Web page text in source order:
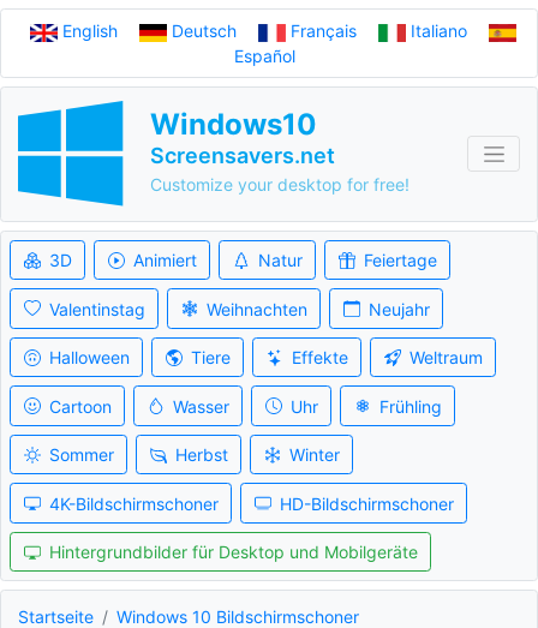
English Deutsch Français
Italiano
Español
Windows10
Screensavers.net
Customize your desktop for free!
3D Animiert Natur Feiertage
Valentinstag Weihnachten Neujahr
Halloween Tiere Effekte Weltraum
Cartoon Wasser Uhr Frühling
Sommer Herbst Winter
4K-Bildschirmschoner HD-Bildschirmschoner
Hintergrundbilder für Desktop und Mobilgeräte
Startseite
Windows 10 Bildschirmschoner